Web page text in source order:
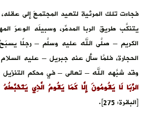
فجاءت تلك المرئية لتعيد المجتمعَ إلى
يتنكَّب طريق الربا المدمِّر، وسبيلَه الوعرَ
الكريم – صلَّى الله عليه وسلَّم – رجلًا
الحجارة، فلمَّا سأل عنه جبريل – عليه
وقد شبَّهه الله – تعالى – في محكم التنزيل
الرِّبَا لَا يَقُومُونَ إِلَّا كَمَا يَقُومُ الَّذِي
[البقرة: 275].